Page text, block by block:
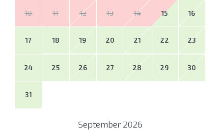
10 11 12 13 14 15 16
17 18 19 20 21 22 23
24 25 26 27 28 29 30
31
September 2026